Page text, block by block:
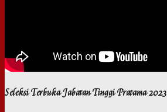
Seleksi Terbuka Jabatan Tinggi Pratama 2023